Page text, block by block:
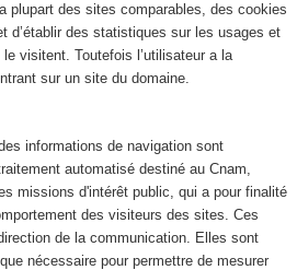
plupart des sites comparables, des cookies
d’établir des statistiques sur les usages et
visitent. Toutefois l’utilisateur a la
sur un site du domaine.
informations de navigation sont
automatisé destiné au Cnam,
missions d'intérêt public, qui a pour finalité
des visiteurs des sites. Ces
de la communication. Elles sont
nécessaire pour permettre de mesurer